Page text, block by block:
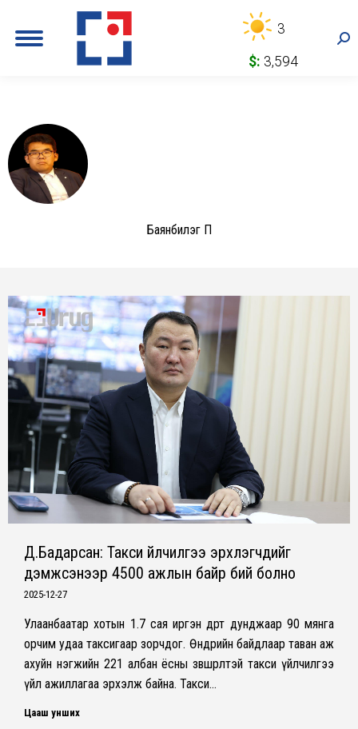
3
$: 3,594
Баянбилэг П
Д.Бадарсан: Такси үйлчилгээ эрхлэгчдийг
дэмжсэнээр 4500 ажлын байр бий болно
2025-12-27
Улаанбаатар хотын 1.7 сая иргэн өдөрт дунджаар 90 мянга
орчим удаа таксигаар зорчдог. Өнөөдрийн байдлаар таван аж
ахуйн нэгжийн 221 албан ёсны зөвшөөрөлтэй такси үйлчилгээ
үйл ажиллагаа эрхэлж байна. Такси…
Цааш унших